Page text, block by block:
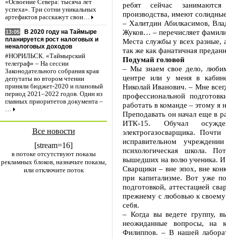
«Освоение Севера: тысяча лет
успеха». Три сотни уникальных
артефактов расскажут свои…
13:05
В 2020 году на Таймыре
планируется рост налоговых и
неналоговых доходов
#НОРИЛЬСК. «Таймырский
телеграф» – На сессии
Законодательного собрания края
депутаты во втором чтении
приняли бюджет-2020 и плановый
период 2021–2022 годов. Один из
главных приоритетов документа –
…
Все новости
[stream=16]
в потоке отсутствуют показы
рекламных блоков, назначьте показы,
или отключите поток
ребят сейчас занимаются
производства, имеют
– Халитдин Абилкасимов,
Жуков… – перечисляет
Места службы у всех разные,
так же как фанатичная
Подумай головой
– Мы знаем свое дело,
центре или у меня в
Николай Иванович. – Мне
профессиональной
работать в команде – этому я
Преподавать он начал еще в
ИТК-15. Обучал
электрогазосварщика.
исправительном
психологическая школа.
вышедших на волю ученика.
Сварщики – вне эпох, вне
при капитализме. Вот уже
подготовкой, аттестацией
прежнему с любовью к своему
себя.
– Когда вы ведете группу,
неожиданные вопросы, на
Филиппов. – В нашей